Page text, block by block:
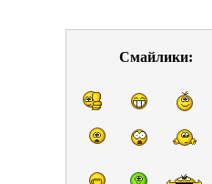
Смайлики: